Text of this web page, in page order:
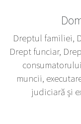
Dreptul familiei,
Drept funciar,
muncii,
judiciară și